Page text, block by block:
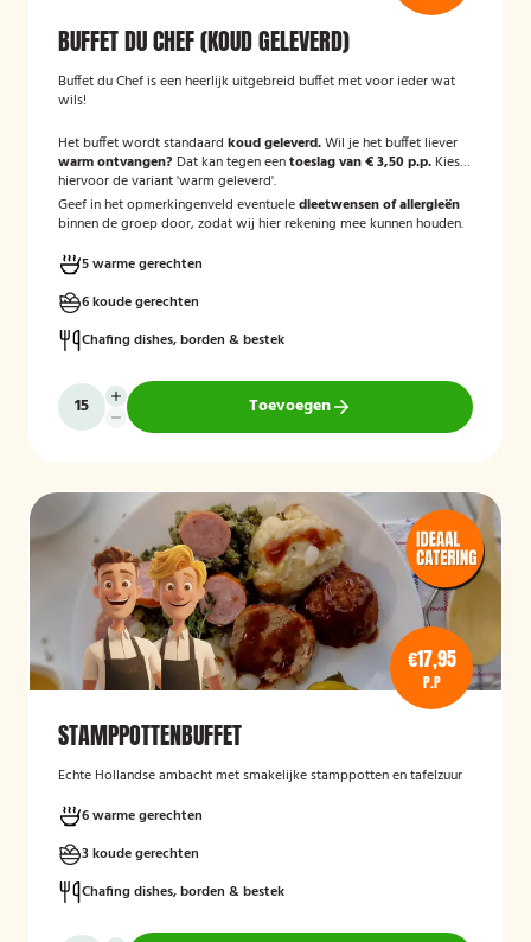
BUFFET DU CHEF (KOUD GELEVERD)
Buffet du Chef is een heerlijk uitgebreid buffet met voor ieder wat
wils!
Het buffet wordt standaard koud geleverd.Wil je het buffet liever
warm ontvangen? Dat kan tegen eentoeslag van € 3,50 p.p. Kies
hiervoor de variant 'warm geleverd'.
Geef in het opmerkingenveld eventueledieetwensen of allergieën
binnen de groep door, zodat wij hier rekening mee kunnen houden.
5 warme gerechten
6 koude gerechten
Chafing dishes, borden & bestek
Toevoegen
€17,95
P.P
STAMPPOTTENBUFFET
Echte Hollandse ambacht met smakelijke stamppotten en tafelzuur
6 warme gerechten
3 koude gerechten
Chafing dishes, borden & bestek